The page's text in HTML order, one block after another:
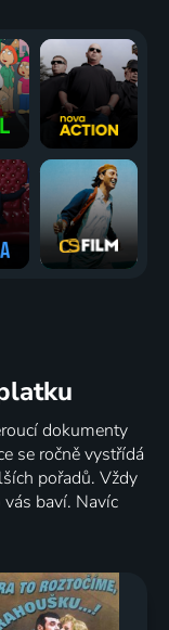
dokumenty
se ročně vystřídá
pořadů. Vždy
baví. Navíc